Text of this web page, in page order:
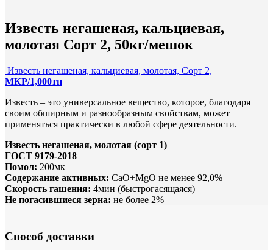
Известь негашеная, кальциевая,
молотая Сорт 2, 50кг/мешок
Известь негашеная, кальциевая, молотая, Сорт 2,
МКР/1,000тн
Известь – это универсальное вещество, которое, благодаря
своим обширным и разнообразным свойствам, может
применяться практически в любой сфере деятельности.
Известь негашеная, молотая (сорт 1)
ГОСТ 9179-2018
Помол: 200мк
Содержание активных: СаО+МgO не менее 92,0%
Скорость гашения: 4мин (быстрогасящаяся)
Не погасившиеся зерна: не более 2%
Способ доставки